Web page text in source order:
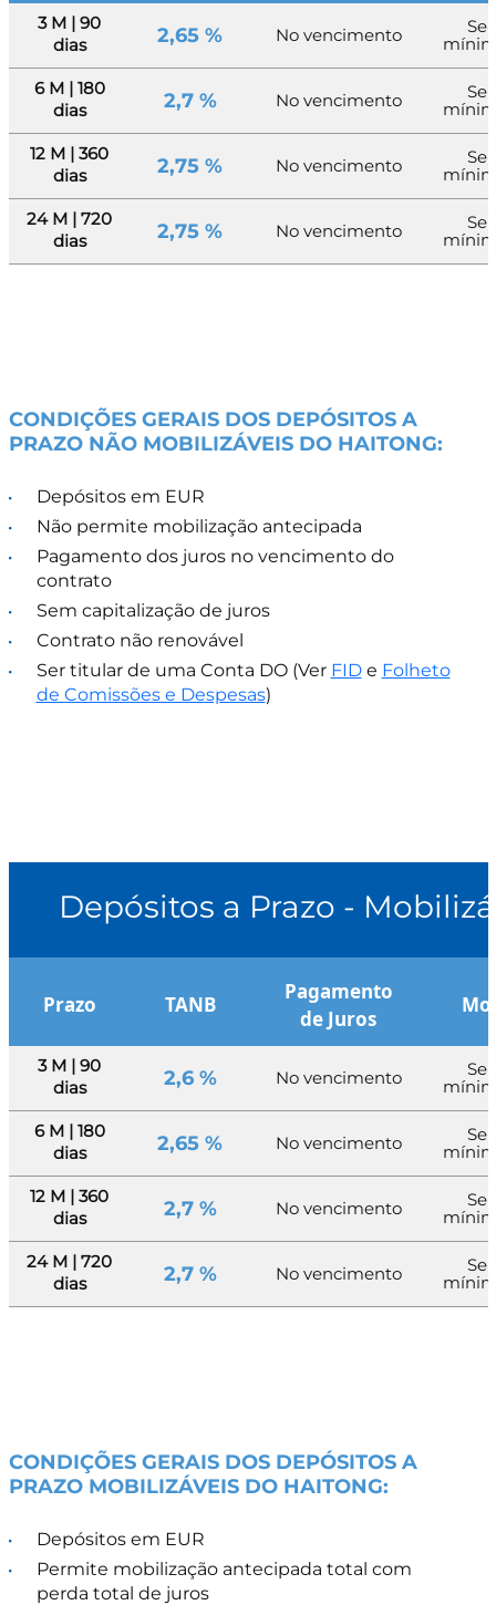
3 M | 90
dias
2,65 % No vencimento
6 M | 180
dias
2,7 % No vencimento
12 M | 360
dias
2,75 % No vencimento
24 M | 720
dias
2,75 % No vencimento
CONDIÇÕES GERAIS DOS DEPÓSITOS A
PRAZO NÃO MOBILIZÁVEIS DO HAITONG:
Depósitos em EUR
Não permite mobilização antecipada
Pagamento dos juros no vencimento do
contrato
Sem capitalização de juros
Contrato não renovável
Ser titular de uma Conta DO (Ver FID e Folheto
de Comissões e Despesas)
Depósitos a Prazo -
Prazo TANB
Pagamento
de Juros
3 M | 90
dias
2,6 % No vencimento
6 M | 180
dias
2,65 % No vencimento
12 M | 360
dias
2,7 % No vencimento
24 M | 720
dias
2,7 % No vencimento
CONDIÇÕES GERAIS DOS DEPÓSITOS A
PRAZO MOBILIZÁVEIS DO HAITONG:
Depósitos em EUR
Permite mobilização antecipada total com
perda total de juros